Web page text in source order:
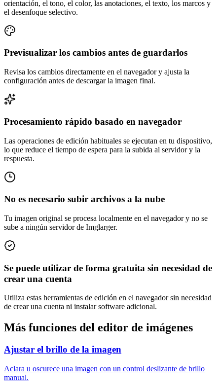
orientación, el tono, el color, las anotaciones, el texto, los marcos y
el desenfoque selectivo.
Previsualizar los cambios antes de guardarlos
Revisa los cambios directamente en el navegador y ajusta la
configuración antes de descargar la imagen final.
Procesamiento rápido basado en navegador
Las operaciones de edición habituales se ejecutan en tu dispositivo,
lo que reduce el tiempo de espera para la subida al servidor y la
respuesta.
No es necesario subir archivos a la nube
Tu imagen original se procesa localmente en el navegador y no se
sube a ningún servidor de Imglarger.
Se puede utilizar de forma gratuita sin necesidad de
crear una cuenta
Utiliza estas herramientas de edición en el navegador sin necesidad
de crear una cuenta ni instalar software adicional.
Más funciones del editor de imágenes
Ajustar el brillo de la imagen
Aclara u oscurece una imagen con un control deslizante de brillo
manual.